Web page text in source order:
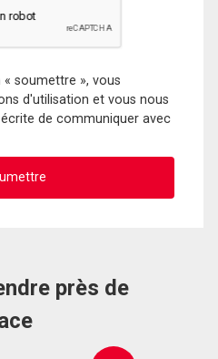
soumettre », vous
d'utilisation et vous nous
de communiquer avec
près de